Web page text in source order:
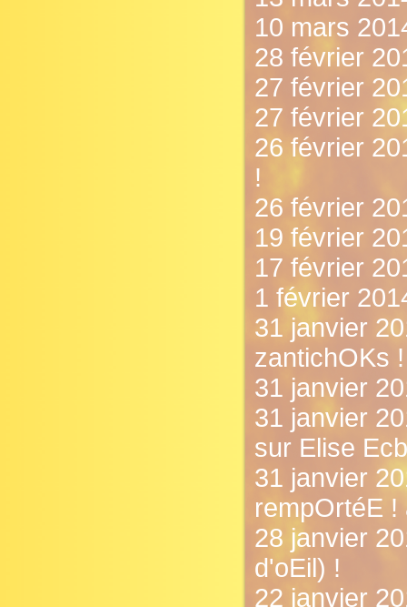
10 mars
28 février
27 février
27 février
26 février
!
26 février
19 février
17 février
1 février
31 janvier
zantichOKs !
31 janvier
31 janvier
sur Elise
31 janvier
rempOrtéE !
28 janvier
d'oEil) !
22 janvier